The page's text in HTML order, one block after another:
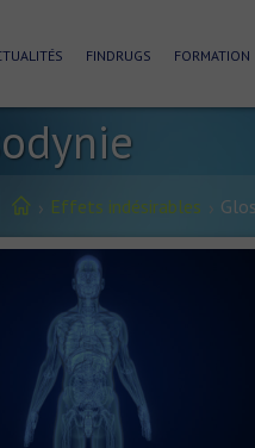
FINDRUGS FORMATION
Effets indésirables